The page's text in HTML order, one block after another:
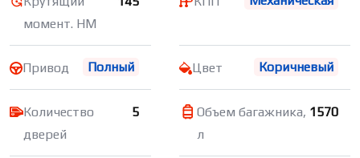
момент. НМ
Привод Полный Цвет Коричневый
Количество
дверей
5
Объем багажника,
л
1570